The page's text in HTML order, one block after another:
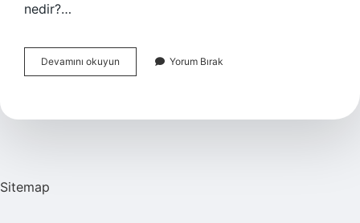
nedir?…
Devamını okuyun
Ayet
Yorum Bırak
Sitemap